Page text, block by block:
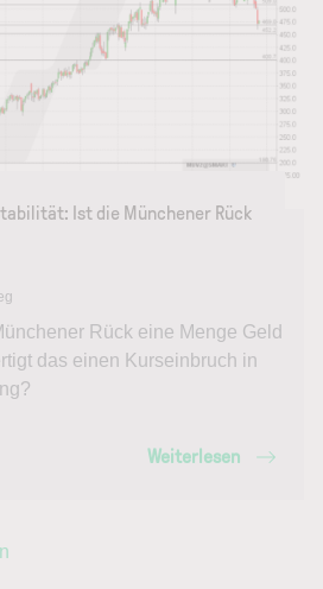
Ist die Münchener Rück
Rück eine Menge Geld
das einen Kurseinbruch in
Weiterlesen